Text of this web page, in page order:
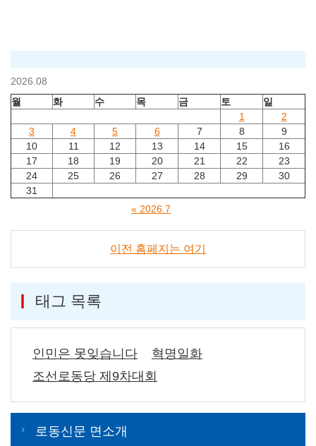
2026.08
월
화 수 목 금 토
일
1
2
3
4 5 6 7 8
9
10
11 12 13 14 15
16
17
18 19 20 21 22
23
24
25 26 27 28 29
30
31
« 2026.7
이전 홈페지는 여기
태그 목록
인민은 못잊습니다
혁명일화
조선로동당 제9차대회
로동신문 면소개